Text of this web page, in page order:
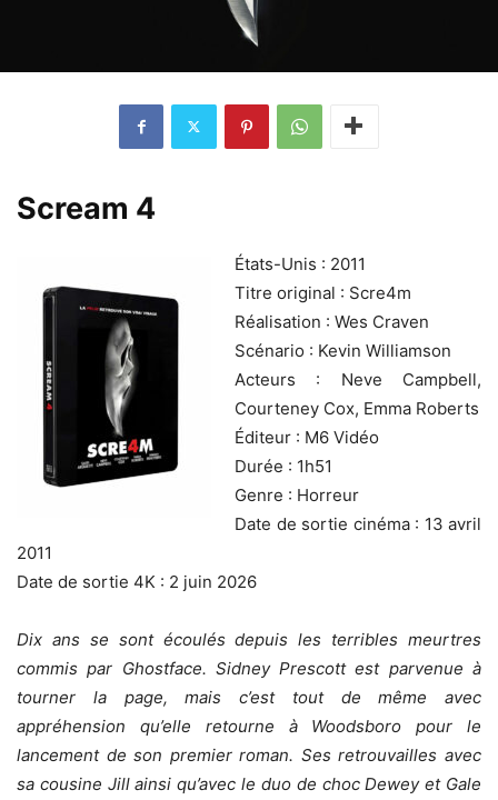
Scream 4
États-Unis : 2011
Titre original : Scre4m
Réalisation : Wes Craven
Scénario : Kevin Williamson
Acteurs : Neve Campbell,
Courteney Cox, Emma Roberts
Éditeur : M6 Vidéo
Durée : 1h51
Genre : Horreur
Date de sortie cinéma : 13 avril
2011
Date de sortie 4K : 2 juin 2026
Dix ans se sont écoulés depuis les terribles meurtres
commis par Ghostface. Sidney Prescott est parvenue à
tourner la page, mais c’est tout de même avec
appréhension qu’elle retourne à Woodsboro pour le
lancement de son premier roman. Ses retrouvailles avec
sa cousine Jill ainsi qu’avec le duo de choc Dewey et Gale